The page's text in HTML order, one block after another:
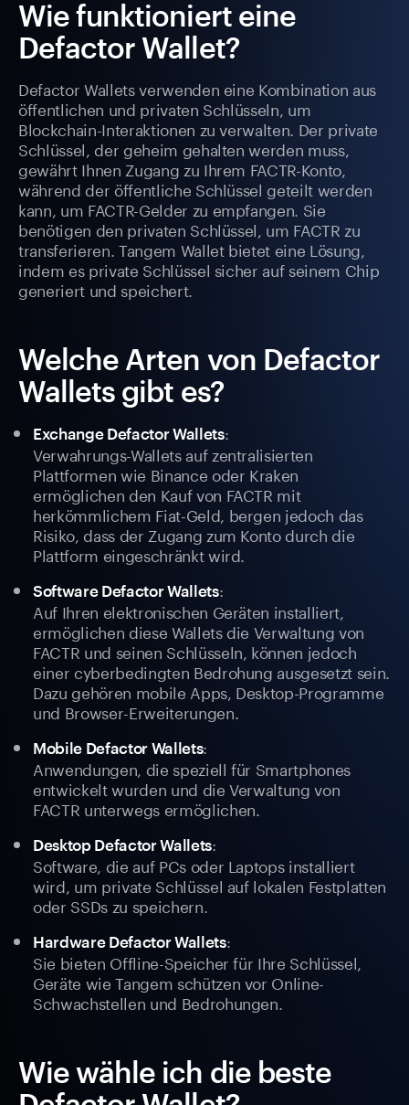
Wie funktioniert eine
Defactor Wallet?
Defactor Wallets verwenden eine Kombination aus
öffentlichen und privaten Schlüsseln, um
Blockchain-Interaktionen zu verwalten. Der private
Schlüssel, der geheim gehalten werden muss,
gewährt Ihnen Zugang zu Ihrem FACTR-Konto,
während der öffentliche Schlüssel geteilt werden
kann, um FACTR-Gelder zu empfangen. Sie
benötigen den privaten Schlüssel, um FACTR zu
transferieren. Tangem Wallet bietet eine Lösung,
indem es private Schlüssel sicher auf seinem Chip
generiert und speichert.
Welche Arten von Defactor
Wallets gibt es?
Exchange Defactor Wallets:
Verwahrungs-Wallets auf zentralisierten
Plattformen wie Binance oder Kraken
ermöglichen den Kauf von FACTR mit
herkömmlichem Fiat-Geld, bergen jedoch das
Risiko, dass der Zugang zum Konto durch die
Plattform eingeschränkt wird.
Software Defactor Wallets:
Auf Ihren elektronischen Geräten installiert,
ermöglichen diese Wallets die Verwaltung von
FACTR und seinen Schlüsseln, können jedoch
einer cyberbedingten Bedrohung ausgesetzt sein.
Dazu gehören mobile Apps, Desktop-Programme
und Browser-Erweiterungen.
Mobile Defactor Wallets:
Anwendungen, die speziell für Smartphones
entwickelt wurden und die Verwaltung von
FACTR unterwegs ermöglichen.
Desktop Defactor Wallets:
Software, die auf PCs oder Laptops installiert
wird, um private Schlüssel auf lokalen Festplatten
oder SSDs zu speichern.
Hardware Defactor Wallets:
Sie bieten Offline-Speicher für Ihre Schlüssel,
Geräte wie Tangem schützen vor Online-
Schwachstellen und Bedrohungen.
Wie wähle ich die beste